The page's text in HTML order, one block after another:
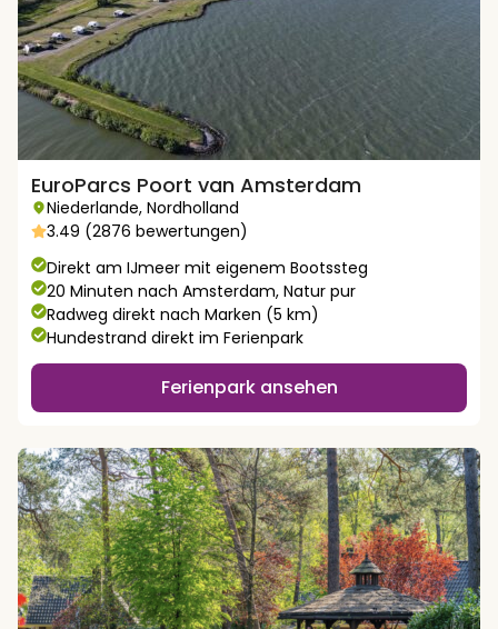
EuroParcs Poort van Amsterdam
Niederlande, Nordholland
3.49 (2876 bewertungen)
Direkt am IJmeer mit eigenem Bootssteg
20 Minuten nach Amsterdam, Natur pur
Radweg direkt nach Marken (5 km)
Hundestrand direkt im Ferienpark
Ferienpark ansehen